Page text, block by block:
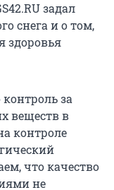
задал
снега и о том,
здоровья
за
веществ в
контроле
что качество
не